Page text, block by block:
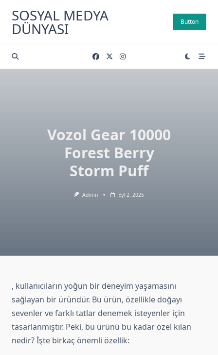
content
SOSYAL MEDYA
DÜNYASI Button
Vozol Gear 10000
Forest Berry
Storm Puff
Admin Eyl 2, 2025
, kullanıcıların yoğun bir deneyim yaşamasını
sağlayan bir üründür. Bu ürün, özellikle doğayı
sevenler ve farklı tatlar denemek isteyenler için
tasarlanmıştır. Peki, bu ürünü bu kadar özel kılan
nedir? İşte birkaç önemli özellik: